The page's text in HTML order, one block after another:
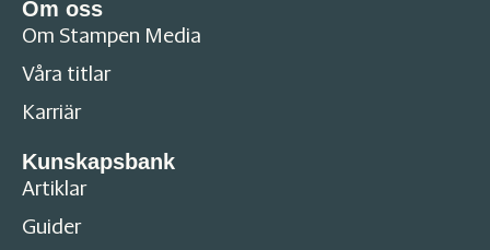
Om oss
Om Stampen Media
Våra titlar
Karriär
Kunskapsbank
Artiklar
Guider